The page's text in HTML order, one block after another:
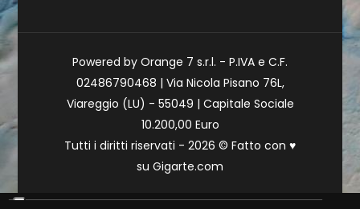
Powered by Orange 7 s.r.l. - P.IVA e C.F.
02486790468 | Via Nicola Pisano 76L,
Viareggio (LU) - 55049 | Capitale Sociale
10.200,00 Euro
Tutti i diritti riservati - 2026 © Fatto con ♥
su Gigarte.com